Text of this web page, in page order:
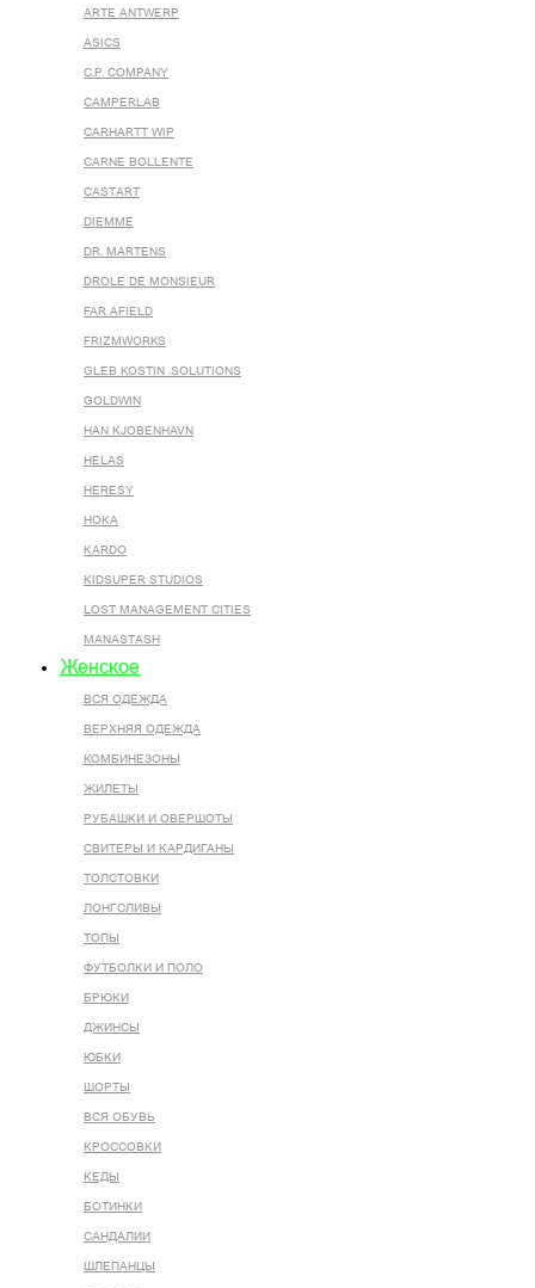
ARTE ANTWERP
ASICS
C.P. COMPANY
CAMPERLAB
CARHARTT WIP
CARNE BOLLENTE
CASTART
DIEMME
DR. MARTENS
DROLE DE MONSIEUR
FAR AFIELD
FRIZMWORKS
GLEB KOSTIN .SOLUTIONS
GOLDWIN
HAN KJOBENHAVN
HELAS
HERESY
HOKA
KARDO
KIDSUPER STUDIOS
LOST MANAGEMENT CITIES
MANASTASH
Женское
ВСЯ ОДЕЖДА
ВЕРХНЯЯ ОДЕЖДА
КОМБИНЕЗОНЫ
ЖИЛЕТЫ
РУБАШКИ И ОВЕРШОТЫ
СВИТЕРЫ И КАРДИГАНЫ
ТОЛСТОВКИ
ЛОНГСЛИВЫ
ТОПЫ
ФУТБОЛКИ И ПОЛО
БРЮКИ
ДЖИНСЫ
ЮБКИ
ШОРТЫ
ВСЯ ОБУВЬ
КРОССОВКИ
КЕДЫ
БОТИНКИ
САНДАЛИИ
ШЛЕПАНЦЫ